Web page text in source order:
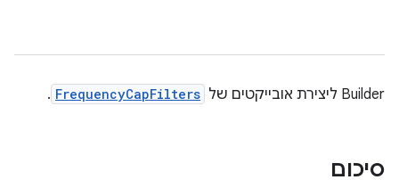
Builder ליצירת אובייקטים של FrequencyCapFilters
.
סיכום